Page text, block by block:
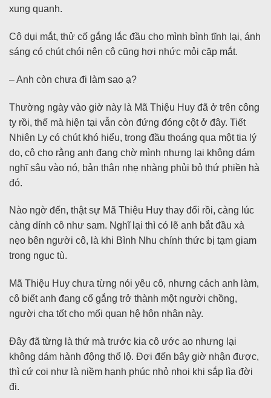
xung quanh.
Cô dụi mắt, thử cố gắng lắc đầu cho mình bình tĩnh lại, ánh
sáng có chút chói nên cô cũng hơi nhức mỏi cặp mắt.
– Anh còn chưa đi làm sao ạ?
Thường ngày vào giờ này là Mã Thiệu Huy đã ở trên công
ty rồi, thế mà hiện tại vẫn còn đứng đóng cột ở đây. Tiết
Nhiên Ly có chút khó hiểu, trong đầu thoáng qua một tia lý
do, cô cho rằng anh đang chờ mình nhưng lại không dám
nghĩ sâu vào nó, bản thân nhẹ nhàng phủi bỏ thứ phiền hà
đó.
Nào ngờ đến, thật sự Mã Thiệu Huy thay đổi rồi, càng lúc
càng dính cô như sam. Nghĩ lại thì có lẽ anh bắt đầu xà
nẹo bên người cô, là khi Bình Nhu chính thức bị tạm giam
trong ngục tù.
Mã Thiệu Huy chưa từng nói yêu cô, nhưng cách anh làm,
cô biết anh đang cố gắng trở thành một người chồng,
người cha tốt cho mối quan hệ hôn nhân này.
Đây đã từng là thứ mà trước kia cô ước ao nhưng lại
không dám hành động thổ lộ. Đợi đến bây giờ nhận được,
thì cứ coi như là niềm hạnh phúc nhỏ nhoi khi sắp lìa đời
đi.